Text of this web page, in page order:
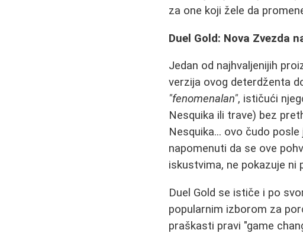
za one koji žele da
Duel Gold: Nova Zvezda
Jedan od najhvaljenijih
verzija ovog deterdženta
"fenomenalan", ističući
Nesquika ili trave) bez
Nesquika... ovo čudo
napomenuti da se ove
iskustvima, ne pokazuje
Duel Gold se ističe i po
popularnim izborom za
praškasti pravi "game